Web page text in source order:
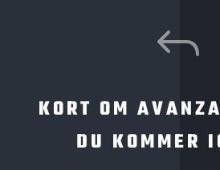
J
KORT OM
DU KOMMER